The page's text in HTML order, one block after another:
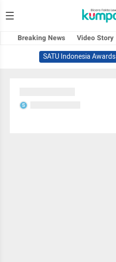
Breaking News Video Story
SATU Indonesia Awards
S